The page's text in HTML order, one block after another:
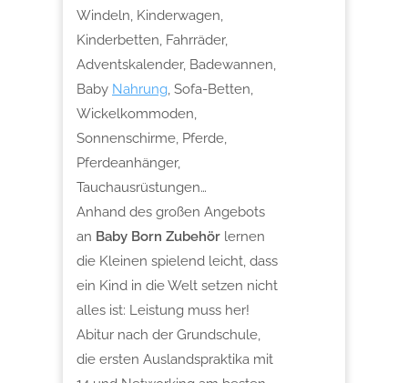
Windeln, Kinderwagen,
Kinderbetten, Fahrräder,
Adventskalender, Badewannen,
Baby Nahrung, Sofa-Betten,
Wickelkommoden,
Sonnenschirme, Pferde,
Pferdeanhänger,
Tauchausrüstungen…
Anhand des großen Angebots
an Baby Born Zubehör lernen
die Kleinen spielend leicht, dass
ein Kind in die Welt setzen nicht
alles ist: Leistung muss her!
Abitur nach der Grundschule,
die ersten Auslandspraktika mit